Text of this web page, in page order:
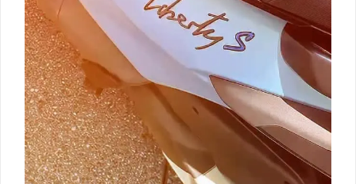
city
bike
hadir
di
dealer
resmi